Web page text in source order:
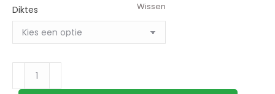
€ 774,78
Diktes Wissen
Gouden
Gourmet